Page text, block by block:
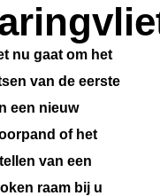
nu gaat om het
van de eerste
een nieuw
of het
van een
raam bij u